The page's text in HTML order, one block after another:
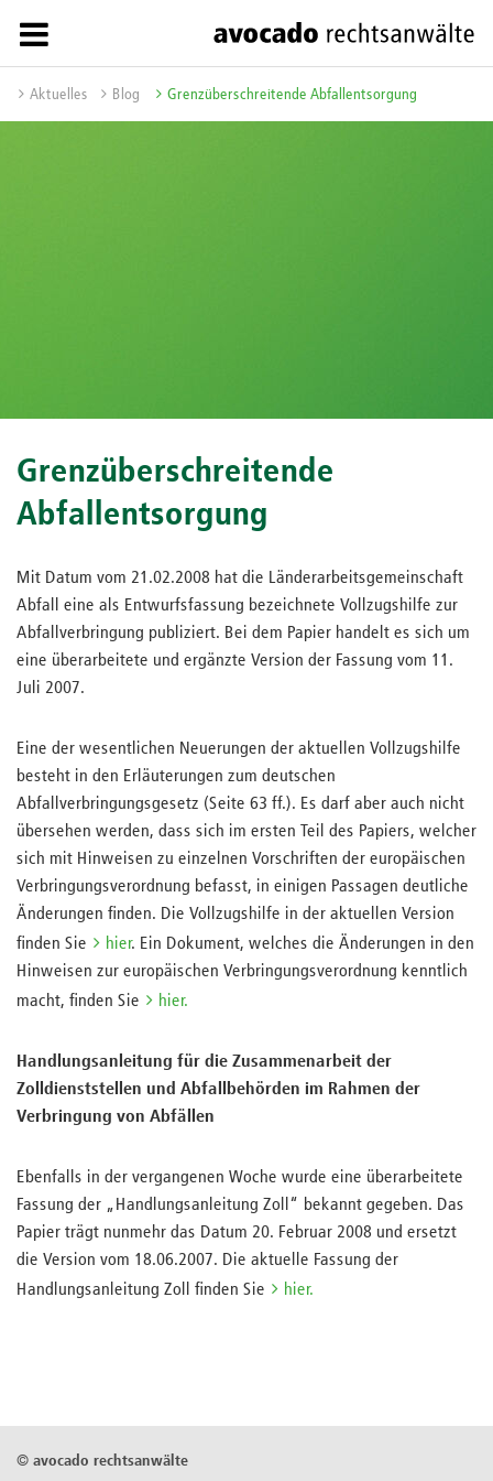
Aktuelles Blog Grenzüberschreitende Abfallentsorgung
Grenzüberschreitende
Abfallentsorgung
Mit Datum vom 21.02.2008 hat die Länderarbeitsgemeinschaft
Abfall eine als Entwurfsfassung bezeichnete Vollzugshilfe zur
Abfallverbringung publiziert. Bei dem Papier handelt es sich um
eine überarbeitete und ergänzte Version der Fassung vom 11.
Juli 2007.
Eine der wesentlichen Neuerungen der aktuellen Vollzugshilfe
besteht in den Erläuterungen zum deutschen
Abfallverbringungsgesetz (Seite 63 ff.). Es darf aber auch nicht
übersehen werden, dass sich im ersten Teil des Papiers, welcher
sich mit Hinweisen zu einzelnen Vorschriften der europäischen
Verbringungsverordnung befasst, in einigen Passagen deutliche
Änderungen finden. Die Vollzugshilfe in der aktuellen Version
finden Sie
hier. Ein Dokument, welches die Änderungen in den
Hinweisen zur europäischen Verbringungsverordnung kenntlich
macht, finden Sie
hier.
Handlungsanleitung für die Zusammenarbeit der
Zolldienststellen und Abfallbehörden im Rahmen der
Verbringung von Abfällen
Ebenfalls in der vergangenen Woche wurde eine überarbeitete
Fassung der „Handlungsanleitung Zoll“ bekannt gegeben. Das
Papier trägt nunmehr das Datum 20. Februar 2008 und ersetzt
die Version vom 18.06.2007. Die aktuelle Fassung der
Handlungsanleitung Zoll finden Sie
hier.
© avocado rechtsanwälte